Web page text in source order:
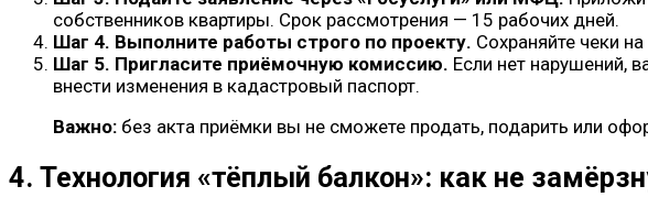
собственников квартиры. Срок рассмотрения — 15 рабочих дней.
Шаг 4. Выполните работы строго по проекту. Сохраняйте чеки
Шаг 5. Пригласите приёмочную комиссию. Если нет нарушений,
внести изменения в кадастровый паспорт.
Важно: без акта приёмки вы не сможете продать, подарить или
4. Технология «тёплый балкон»: как не